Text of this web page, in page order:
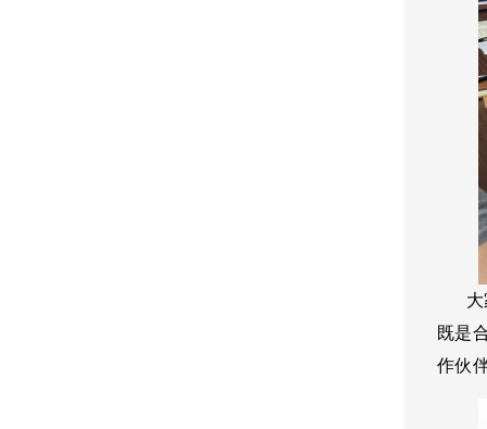
大家
既是
作伙